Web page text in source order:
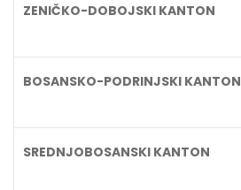
ZENIČKO-DOBOJSKI KANTON
BOSANSKO-PODRINJSKI KANTON
SREDNJOBOSANSKI KANTON